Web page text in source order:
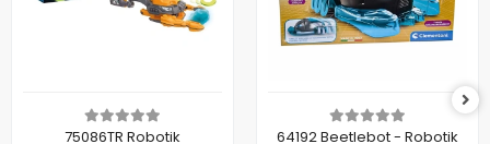
Sepete Ekle
75086TR Robotik
Sepete Ekle
64192 Beetlebot - Robotik